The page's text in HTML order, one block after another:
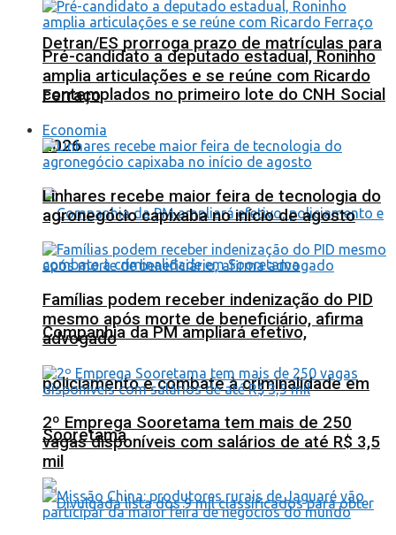
Detran/ES prorroga prazo de matrículas para
contemplados no primeiro lote do CNH Social
2026
Companhia da PM ampliará efetivo,
policiamento e combate à criminalidade em
Sooretama
Pré-candidato a deputado estadual, Roninho
amplia articulações e se reúne com Ricardo
Ferraço
Economia
Linhares recebe maior feira de tecnologia do
agronegócio capixaba no início de agosto
Famílias podem receber indenização do PID
mesmo após morte de beneficiário, afirma
advogado
2º Emprega Sooretama tem mais de 250
vagas disponíveis com salários de até R$ 3,5
mil